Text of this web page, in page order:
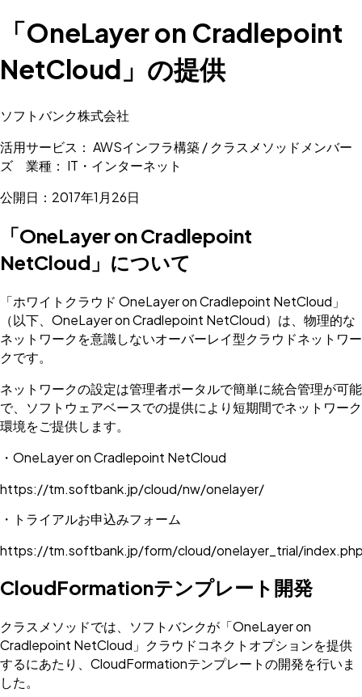
「OneLayer on Cradlepoint
NetCloud」の提供
ソフトバンク株式会社
活用サービス： AWSインフラ構築 / クラスメソッドメンバー
ズ 業種： IT・インターネット
公開日：2017年1月26日
「OneLayer on Cradlepoint
NetCloud」について
「ホワイトクラウド OneLayer on Cradlepoint NetCloud」
（以下、OneLayer on Cradlepoint NetCloud）は、物理的な
ネットワークを意識しないオーバーレイ型クラウドネットワー
クです。
ネットワークの設定は管理者ポータルで簡単に統合管理が可能
で、ソフトウェアベースでの提供により短期間でネットワーク
環境をご提供します。
・OneLayer on Cradlepoint NetCloud
https://tm.softbank.jp/cloud/nw/onelayer/
・トライアルお申込みフォーム
https://tm.softbank.jp/form/cloud/onelayer_trial/
CloudFormationテンプレート開発
クラスメソッドでは、ソフトバンクが「OneLayer on
Cradlepoint NetCloud」クラウドコネクトオプションを提供
するにあたり、CloudFormationテンプレートの開発を行いま
した。